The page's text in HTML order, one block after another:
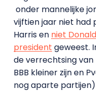
onder mannelijke
vijftien jaar niet had
Harris en niet
president geweest.
de verrechtsing van
BBB kleiner zijn en
nog aparte partijen)